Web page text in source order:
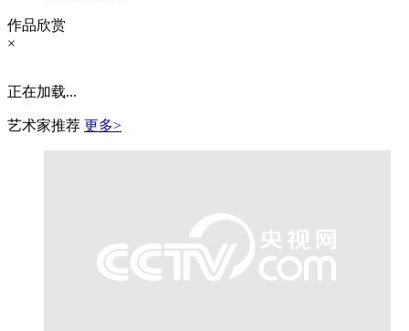
作品欣赏
×
正在加载...
艺术家推荐 更多>